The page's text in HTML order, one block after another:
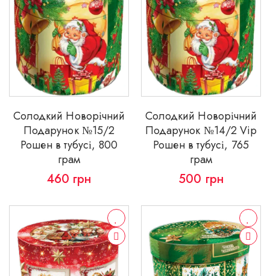
Солодкий Новорічний
Подарунок №15/2
Рошен в тубусі, 800
грам
460 грн
Солодкий Новорічний
Подарунок №14/2 Vip
Рошен в тубусі, 765
грам
500 грн